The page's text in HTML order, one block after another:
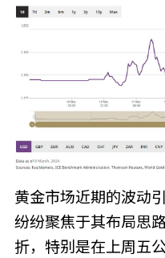
黄金市场近期的波动
纷纷聚焦于其布局思
折，特别是在上周五